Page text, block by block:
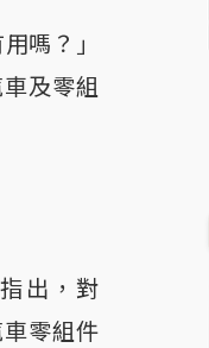
嗎？」
及零組
出，對
零組件